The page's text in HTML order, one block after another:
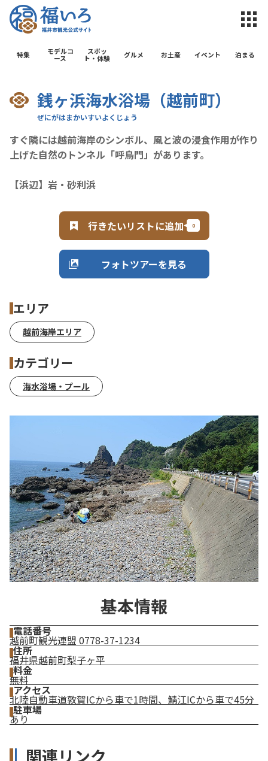
福井市観光
特集
モデルコ
ース
スポッ
ト・体験
グルメ お土産 イベント 泊まる
銭ヶ浜海水浴場（越前町）
すぐ隣には越前海岸のシンボル、風と波の浸食作用が作り
上げた自然のトンネル「呼鳥門」があります。
【浜辺】岩・砂利浜
行きたいリストに追加
フォトツアーを見る
エリア
越前海岸エリア
カテゴリー
海水浴場・プール
基本情報
電話番号
越前町観光連盟 0778-37-1234
住所
福井県越前町梨子ヶ平
料金
無料
アクセス
北陸自動車道敦賀ICから車で1時間、鯖江ICから車で45分
駐車場
あり
関連リンク